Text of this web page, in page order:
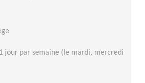
jour par semaine (le mardi, mercredi